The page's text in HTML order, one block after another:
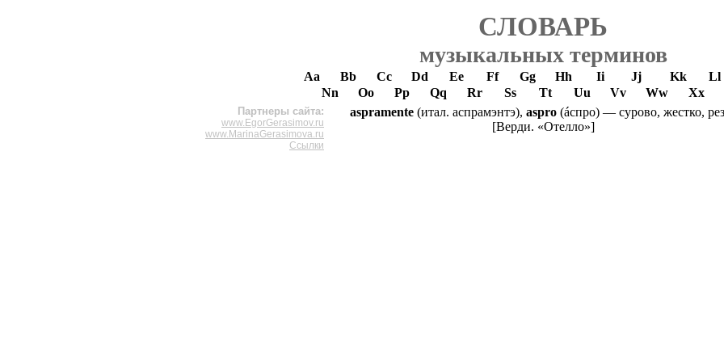
СЛОВАРЬ
музыкальных терминов
Aa Bb Cc Dd Ee Ff Gg Hh Ii Jj Kk Ll
Nn
Oo Pp Qq Rr Ss Tt Uu Vv Ww Xx
Партнеры сайта:
www.EgorGerasimov.ru
www.MarinaGerasimova.ru
Ссылки
aspramente(итал. аспрамэнтэ), aspro(ácпpo) — сурово, жестко,
[Верди. «Отелло»]